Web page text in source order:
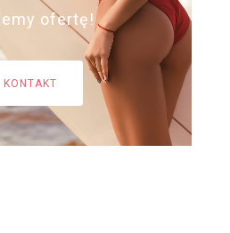
ofertę!
KONTAKT